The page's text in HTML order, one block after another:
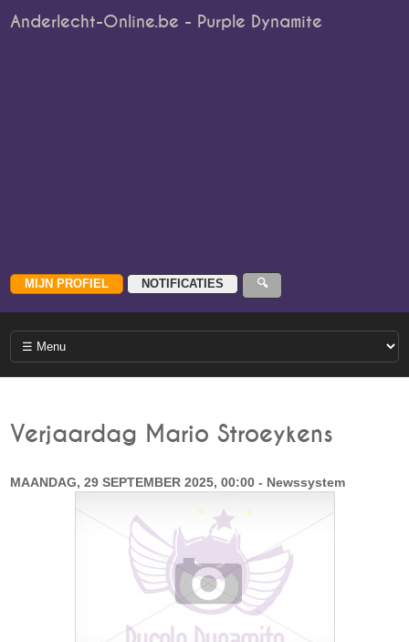
Anderlecht-Online.be - Purple Dynamite
Verjaardag Mario Stroeykens
MAANDAG, 29 SEPTEMBER 2025, 00:00 - Newssystem